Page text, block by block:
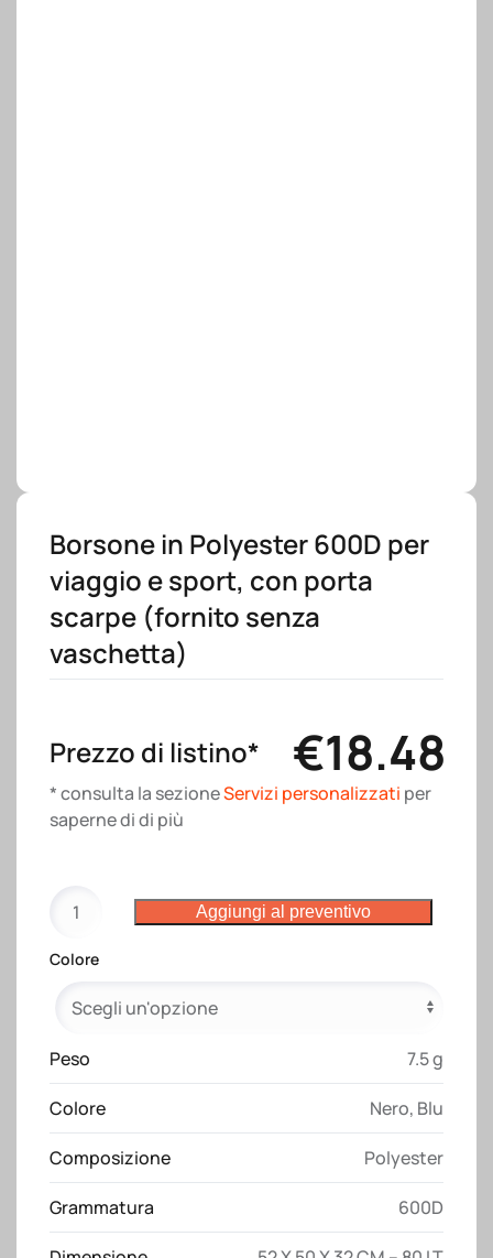
Borsone in Polyester 600D per
viaggio e sport, con porta
scarpe (fornito senza
vaschetta)
Prezzo di listino* €18.48
* consulta la sezioneServizi personalizzati per
saperne di di più
Polyester
per
e
sport,
con
porta
scarpe
(fornito
senza
Aggiungi al preventivo
Colore
Peso 7.5 g
Colore Nero, Blu
Composizione Polyester
Grammatura 600D